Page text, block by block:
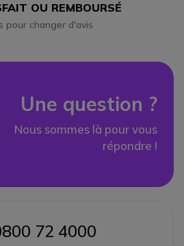
OU REMBOURSÉ
pour changer d'avis
Une question ?
Nous sommes là pour vous
répondre !
72 4000